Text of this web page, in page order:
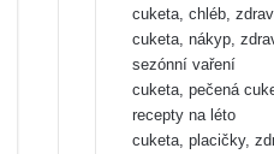
cuketa, chléb,
cuketa, nákyp,
sezónní vaření
cuketa, pečená
recepty na léto
cuketa, placičky,